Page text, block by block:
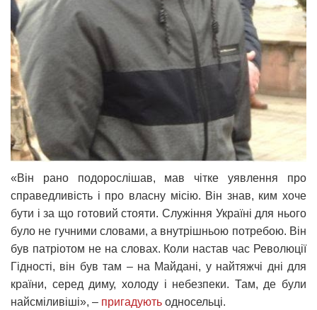
«Він рано подорослішав, мав чітке уявлення про
справедливість і про власну місію. Він знав, ким хоче
бути і за що готовий стояти. Служіння Україні для нього
було не гучними словами, а внутрішньою потребою. Він
був патріотом не на словах. Коли настав час Революції
Гідності, він був там – на Майдані, у найтяжчі дні для
країни, серед диму, холоду і небезпеки. Там, де були
найсміливіші», – пригадують односельці.